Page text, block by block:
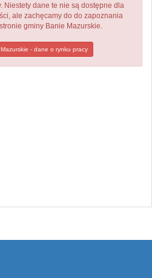
Niestety dane te nie są dostępne dla
ale zachęcamy do do zapoznania
gminy Banie Mazurskie.
- dane o rynku pracy